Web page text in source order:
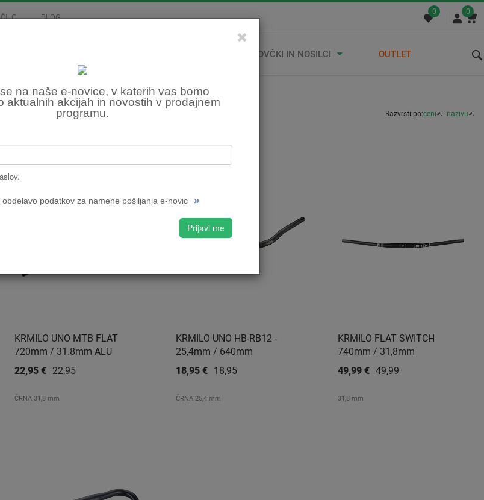
na naše e-novice, v katerih vas bomo
aktualnih akcijah in novostih v prodajnem
programu.
obdelavo podatkov za namene pošiljanja e-novic »
Prijavi me
BLOG
0 0
STREŠNI KOVČKI IN NOSILCI OUTLET
Razvrsti po:ceni nazivu
Krmila
KRMILO UNO MTB FLAT
720mm / 31.8mm ALU
ČRNA 31,8 mm
22,95 €
22,95 €
KRMILO UNO HB-RB12 -
25,4mm / 640mm
ČRNA 25,4 mm
18,95 €
18,95 €
KRMILO FLAT SWITCH
740mm / 31,8mm
31,8 mm
49,99 €
49,99 €